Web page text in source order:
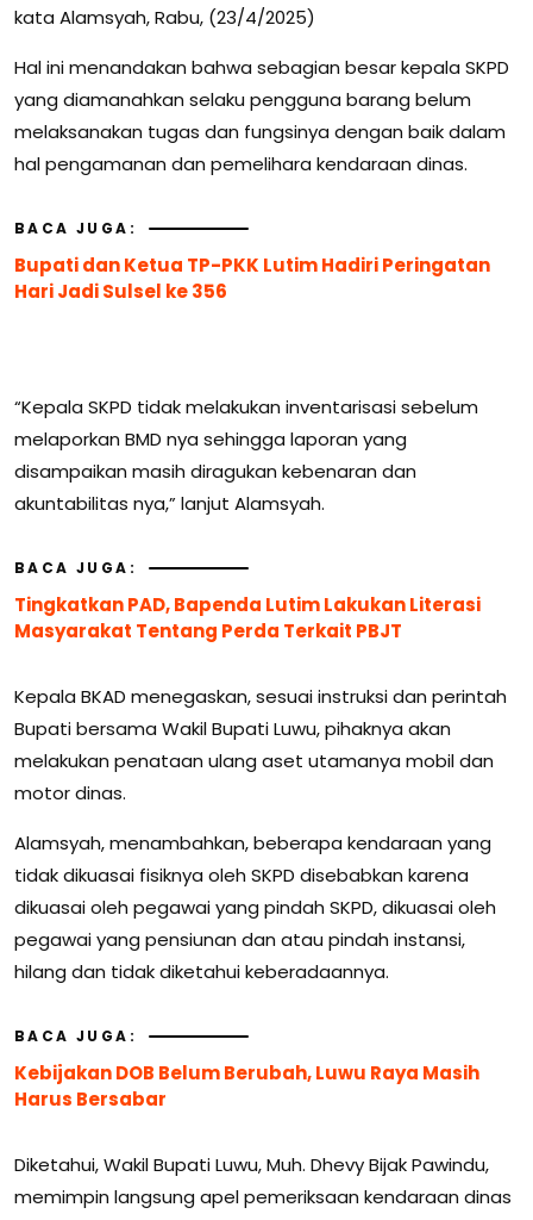
kata Alamsyah, Rabu, (23/4/2025)
Hal ini menandakan bahwa sebagian besar kepala SKPD
yang diamanahkan selaku pengguna barang belum
melaksanakan tugas dan fungsinya dengan baik dalam
hal pengamanan dan pemelihara kendaraan dinas.
BACA JUGA:
Bupati dan Ketua TP-PKK Lutim Hadiri Peringatan
Hari Jadi Sulsel ke 356
“Kepala SKPD tidak melakukan inventarisasi sebelum
melaporkan BMD nya sehingga laporan yang
disampaikan masih diragukan kebenaran dan
akuntabilitas nya,” lanjut Alamsyah.
BACA JUGA:
Tingkatkan PAD, Bapenda Lutim Lakukan Literasi
Masyarakat Tentang Perda Terkait PBJT
Kepala BKAD menegaskan, sesuai instruksi dan perintah
Bupati bersama Wakil Bupati Luwu, pihaknya akan
melakukan penataan ulang aset utamanya mobil dan
motor dinas.
Alamsyah, menambahkan, beberapa kendaraan yang
tidak dikuasai fisiknya oleh SKPD disebabkan karena
dikuasai oleh pegawai yang pindah SKPD, dikuasai oleh
pegawai yang pensiunan dan atau pindah instansi,
hilang dan tidak diketahui keberadaannya.
BACA JUGA:
Kebijakan DOB Belum Berubah, Luwu Raya Masih
Harus Bersabar
Diketahui, Wakil Bupati Luwu, Muh. Dhevy Bijak Pawindu,
memimpin langsung apel pemeriksaan kendaraan dinas